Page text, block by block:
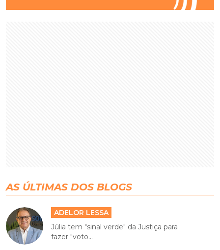
AS ÚLTIMAS DOS BLOGS
ADELOR LESSA
Júlia tem "sinal verde" da Justiça para
fazer "voto...